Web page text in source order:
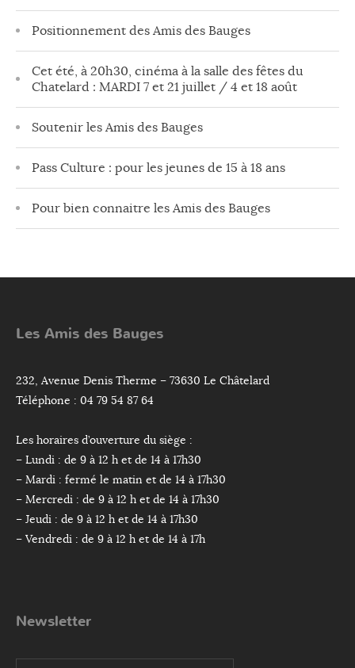
Positionnement des Amis des Bauges
Cet été, à 20h30, cinéma à la salle des fêtes du
Chatelard : MARDI 7 et 21 juillet / 4 et 18 août
Soutenir les Amis des Bauges
Pass Culture : pour les jeunes de 15 à 18 ans
Pour bien connaitre les Amis des Bauges
Les Amis des Bauges
232, Avenue Denis Therme – 73630 Le Châtelard
Téléphone : 04 79 54 87 64
Les horaires d’ouverture du siège :
– Lundi : de 9 à 12 h et de 14 à 17h30
– Mardi : fermé le matin et de 14 à 17h30
– Mercredi : de 9 à 12 h et de 14 à 17h30
– Jeudi : de 9 à 12 h et de 14 à 17h30
– Vendredi : de 9 à 12 h et de 14 à 17h
Newsletter